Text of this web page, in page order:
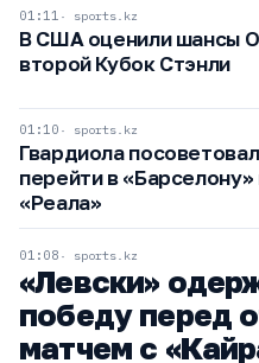
01:11 sports.kz
В США оценили шансы
второй Кубок Стэнли
01:10 sports.kz
Гвардиола
перейти в
«Реала»
01:08 sports.kz
«Левски»
победу перед
матчем с